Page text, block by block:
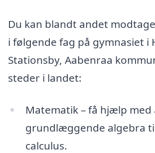
Du kan blandt andet
i følgende fag på gymnasiet i
Stationsby, Aabenraa
steder i landet:
Matematik – få hjælp med
grundlæggende algebra
calculus.